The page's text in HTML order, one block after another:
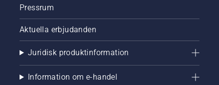
Pressrum
Aktuella erbjudanden
Juridisk produktinformation
Information om e-handel